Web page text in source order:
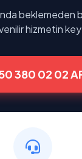
beklemeden
hizmetin
380 02 02